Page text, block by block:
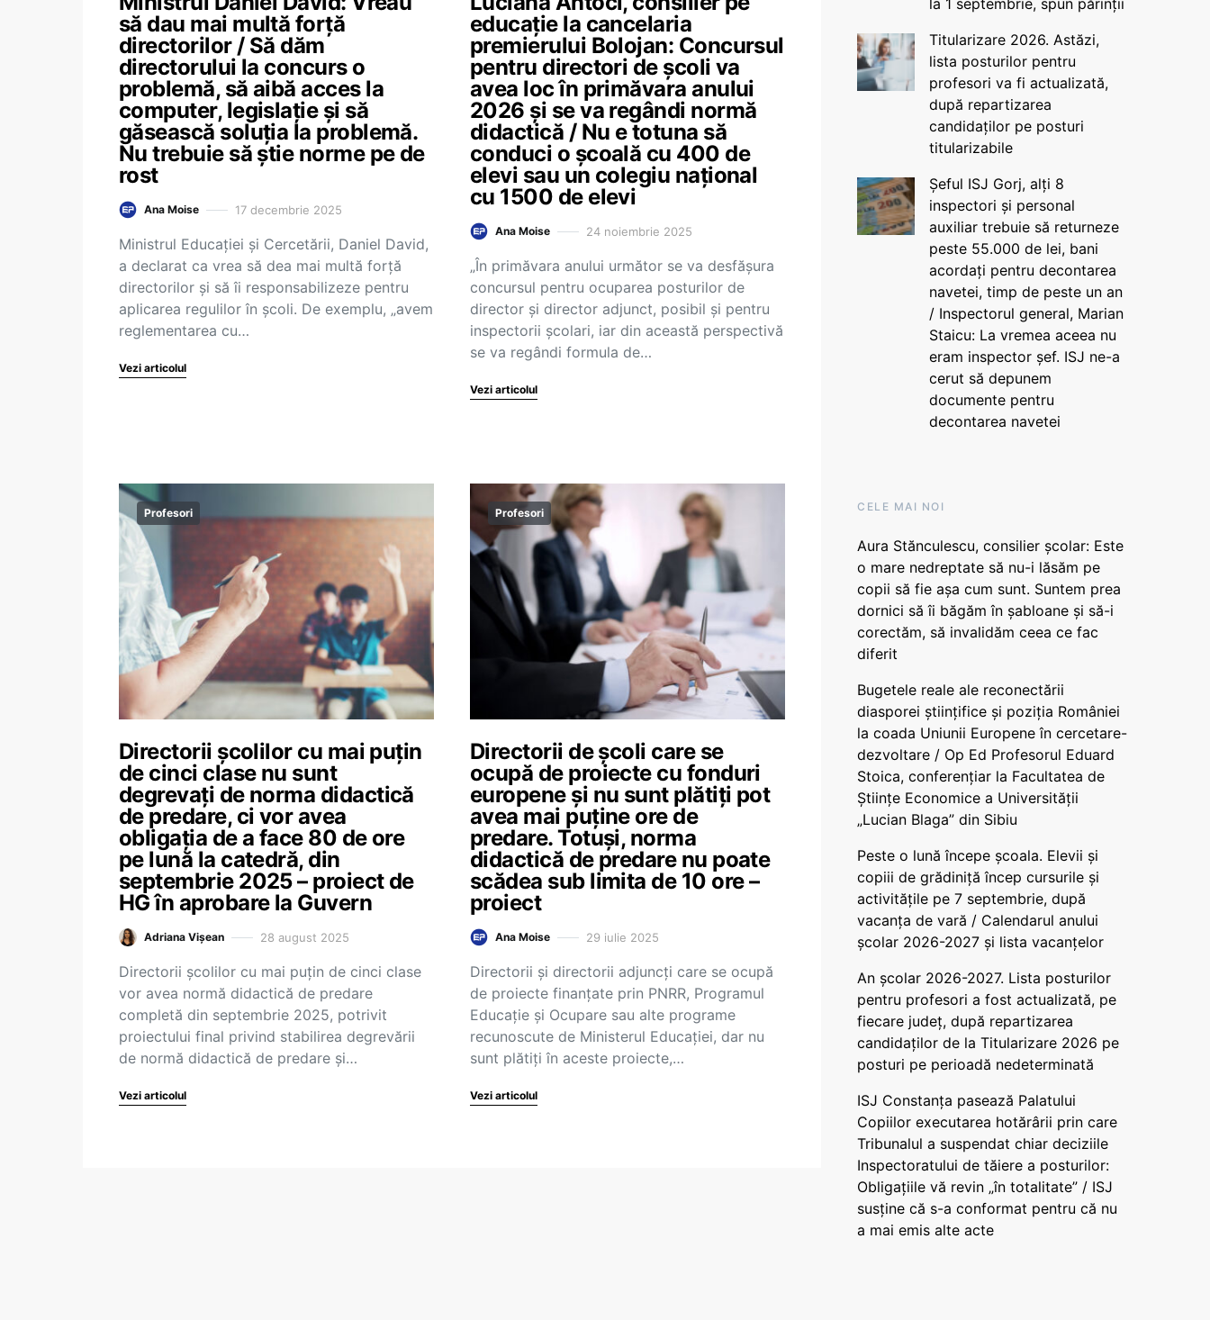
să dau mai multă forță
directorilor / Să dăm
directorului la concurs o
problemă, să aibă acces la
computer, legislație și să
găsească soluția la problemă.
Nu trebuie să știe norme pe de
rost
Ana Moise 17 decembrie 2025
Ministrul Educației și Cercetării, Daniel David,
a declarat ca vrea să dea mai multă forță
directorilor și să îi responsabilizeze pentru
aplicarea regulilor în școli. De exemplu, „avem
reglementarea cu…
Vezi articolul
educație la cancelaria
premierului Bolojan: Concursul
pentru directori de școli va
avea loc în primăvara anului
2026 și se va regândi normă
didactică / Nu e totuna să
conduci o școală cu 400 de
elevi sau un colegiu național
cu 1500 de elevi
Ana Moise 24 noiembrie 2025
„În primăvara anului următor se va desfășura
concursul pentru ocuparea posturilor de
director și director adjunct, posibil și pentru
inspectorii școlari, iar din această perspectivă
se va regândi formula de…
Vezi articolul
Profesori
Directorii școlilor cu mai puțin
de cinci clase nu sunt
degrevați de norma didactică
de predare, ci vor avea
obligația de a face 80 de ore
pe lună la catedră, din
septembrie 2025 – proiect de
HG în aprobare la Guvern
Adriana Vișean 28 august 2025
Directorii școlilor cu mai puțin de cinci clase
vor avea normă didactică de predare
completă din septembrie 2025, potrivit
proiectului final privind stabilirea degrevării
de normă didactică de predare și…
Vezi articolul
Profesori
Directorii de școli care se
ocupă de proiecte cu fonduri
europene și nu sunt plătiți pot
avea mai puține ore de
predare. Totuși, norma
didactică de predare nu poate
scădea sub limita de 10 ore –
proiect
Ana Moise 29 iulie 2025
Directorii și directorii adjuncți care se ocupă
de proiecte finanțate prin PNRR, Programul
Educație și Ocupare sau alte programe
recunoscute de Ministerul Educației, dar nu
sunt plătiți în aceste proiecte,…
Vezi articolul
la 1 septembrie, spun părinții
Titularizare 2026. Astăzi,
lista posturilor pentru
profesori va fi actualizată,
după repartizarea
candidaților pe posturi
titularizabile
Șeful ISJ Gorj, alți 8
inspectori și personal
auxiliar trebuie să returneze
peste 55.000 de lei, bani
acordați pentru decontarea
navetei, timp de peste un an
/ Inspectorul general, Marian
Staicu: La vremea aceea nu
eram inspector șef. ISJ ne-a
cerut să depunem
documente pentru
decontarea navetei
CELE MAI NOI
Aura Stănculescu, consilier școlar: Este
o mare nedreptate să nu-i lăsăm pe
copii să fie așa cum sunt. Suntem prea
dornici să îi băgăm în șabloane și să-i
corectăm, să invalidăm ceea ce fac
diferit
Bugetele reale ale reconectării
diasporei științifice și poziția României
la coada Uniunii Europene în cercetare-
dezvoltare / Op Ed Profesorul Eduard
Stoica, conferențiar la Facultatea de
Științe Economice a Universității
„Lucian Blaga” din Sibiu
Peste o lună începe școala. Elevii și
copiii de grădiniță încep cursurile și
activitățile pe 7 septembrie, după
vacanța de vară / Calendarul anului
școlar 2026-2027 și lista vacanțelor
An școlar 2026-2027. Lista posturilor
pentru profesori a fost actualizată, pe
fiecare județ, după repartizarea
candidaților de la Titularizare 2026 pe
posturi pe perioadă nedeterminată
ISJ Constanța pasează Palatului
Copiilor executarea hotărârii prin care
Tribunalul a suspendat chiar deciziile
Inspectoratului de tăiere a posturilor:
Obligațiile vă revin „în totalitate” / ISJ
susține că s-a conformat pentru că nu
a mai emis alte acte